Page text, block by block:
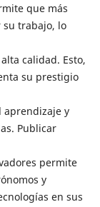
que más
su trabajo, lo
calidad. Esto,
su prestigio
aprendizaje y
Publicar
permite
y
en sus